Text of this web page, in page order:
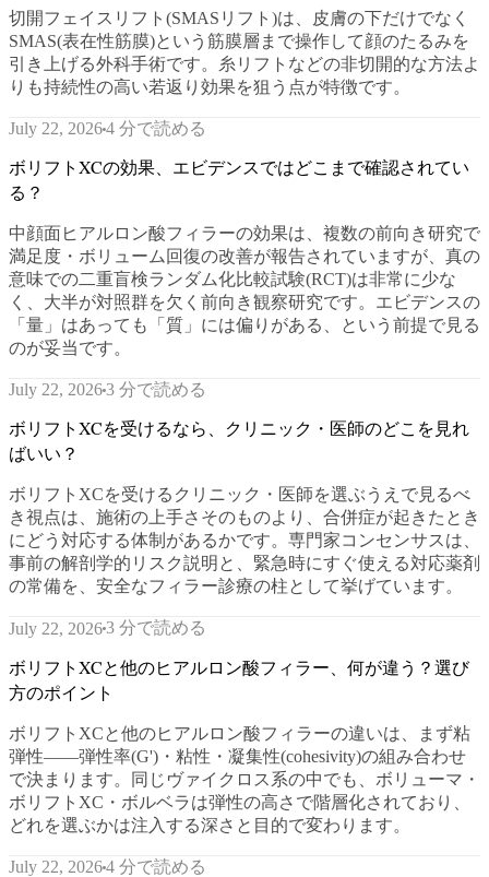
切開フェイスリフト(SMASリフト)は、皮膚の下だけでなく
SMAS(表在性筋膜)という筋膜層まで操作して顔のたるみを
引き上げる外科手術です。糸リフトなどの非切開的な方法よ
りも持続性の高い若返り効果を狙う点が特徴です。
July 22, 20264 分で読める
ボリフトXCの効果、エビデンスではどこまで確認されてい
る？
中顔面ヒアルロン酸フィラーの効果は、複数の前向き研究で
満足度・ボリューム回復の改善が報告されていますが、真の
意味での二重盲検ランダム化比較試験(RCT)は非常に少な
く、大半が対照群を欠く前向き観察研究です。エビデンスの
「量」はあっても「質」には偏りがある、という前提で見る
のが妥当です。
July 22, 20263 分で読める
ボリフトXCを受けるなら、クリニック・医師のどこを見れ
ばいい？
ボリフトXCを受けるクリニック・医師を選ぶうえで見るべ
き視点は、施術の上手さそのものより、合併症が起きたとき
にどう対応する体制があるかです。専門家コンセンサスは、
事前の解剖学的リスク説明と、緊急時にすぐ使える対応薬剤
の常備を、安全なフィラー診療の柱として挙げています。
July 22, 20263 分で読める
ボリフトXCと他のヒアルロン酸フィラー、何が違う？選び
方のポイント
ボリフトXCと他のヒアルロン酸フィラーの違いは、まず粘
弾性——弾性率(G')・粘性・凝集性(cohesivity)の組み合わせ
で決まります。同じヴァイクロス系の中でも、ボリューマ・
ボリフトXC・ボルベラは弾性の高さで階層化されており、
どれを選ぶかは注入する深さと目的で変わります。
July 22, 20264 分で読める